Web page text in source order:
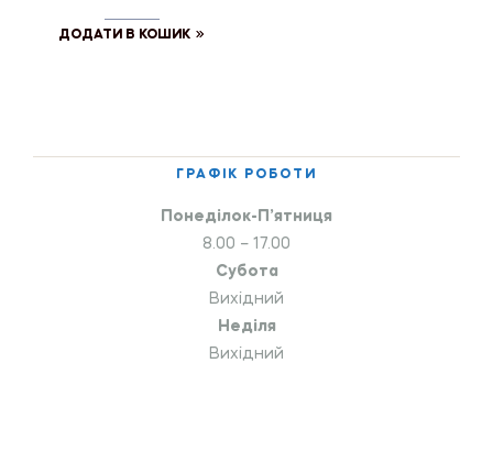
ДОДАТИ В КОШИК
ГРАФІК РОБОТИ
Понеділок-П’ятниця
8.00 – 17.00
Субота
Вихідний
Неділя
Вихідний